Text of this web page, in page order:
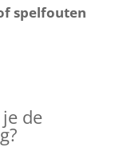
spelfouten
de